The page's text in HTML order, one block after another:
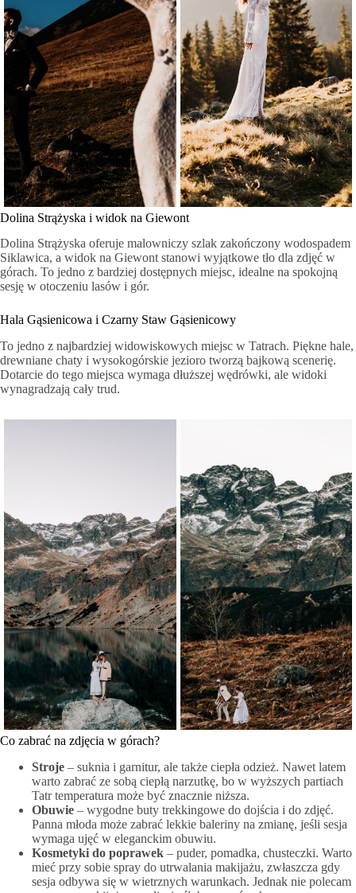
Dolina Strążyska i widok na Giewont
Dolina Strążyska oferuje malowniczy szlak zakończony wodospadem
Siklawica, a widok na Giewont stanowi wyjątkowe tło dla zdjęć w
górach. To jedno z bardziej dostępnych miejsc, idealne na spokojną
sesję w otoczeniu lasów i gór.
Hala Gąsienicowa i Czarny Staw Gąsienicowy
To jedno z najbardziej widowiskowych miejsc w Tatrach. Piękne hale,
drewniane chaty i wysokogórskie jezioro tworzą bajkową scenerię.
Dotarcie do tego miejsca wymaga dłuższej wędrówki, ale widoki
wynagradzają cały trud.
Co zabrać na zdjęcia w górach?
Stroje – suknia i garnitur, ale także ciepła odzież. Nawet latem
warto zabrać ze sobą ciepłą narzutkę, bo w wyższych partiach
Tatr temperatura może być znacznie niższa.
Obuwie – wygodne buty trekkingowe do dojścia i do zdjęć.
Panna młoda może zabrać lekkie baleriny na zmianę, jeśli sesja
wymaga ujęć w eleganckim obuwiu.
Kosmetyki do poprawek – puder, pomadka, chusteczki. Warto
mieć przy sobie spray do utrwalania makijażu, zwłaszcza gdy
sesja odbywa się w wietrznych warunkach. Jednak nie polecam